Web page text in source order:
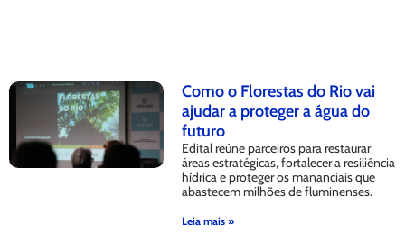
Como o Florestas do Rio vai
ajudar a proteger a água do
futuro
Edital reúne parceiros para restaurar
áreas estratégicas, fortalecer a resiliência
hídrica e proteger os mananciais que
abastecem milhões de fluminenses.
Leia mais »